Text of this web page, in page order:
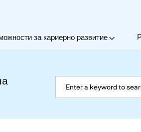
за кариерно развитие